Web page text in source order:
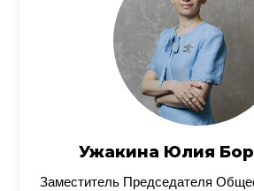
Ужакина Юлия
Заместитель Председателя